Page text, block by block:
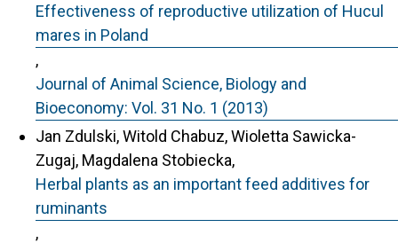
Effectiveness of reproductive utilization of Hucul
mares in Poland
,
Journal of Animal Science, Biology and
Bioeconomy: Vol. 31 No. 1 (2013)
Jan Zdulski, Witold Chabuz, Wioletta Sawicka-
Zugaj, Magdalena Stobiecka,
Herbal plants as an important feed additives for
ruminants
,